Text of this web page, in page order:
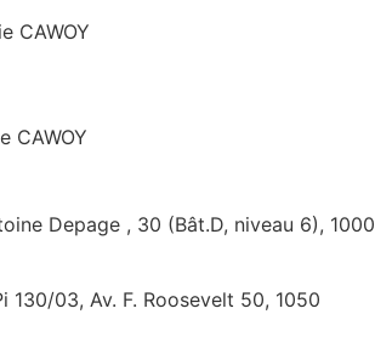
CAWOY
CAWOY
Depage , 30 (Bât.D, niveau 6), 1000
130/03, Av. F. Roosevelt 50, 1050